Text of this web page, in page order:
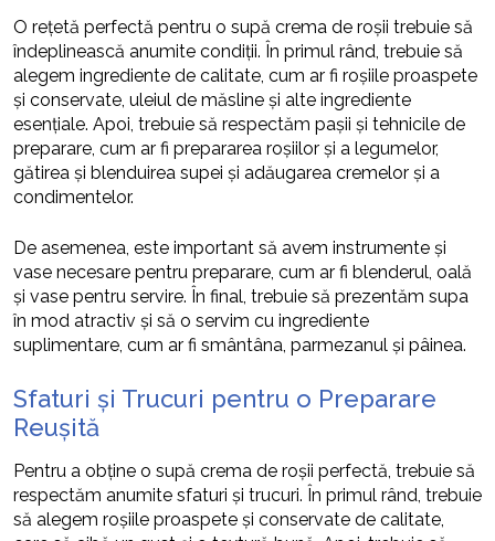
O rețetă perfectă pentru o supă crema de roșii trebuie să
îndeplinească anumite condiții. În primul rând, trebuie să
alegem ingrediente de calitate, cum ar fi roșiile proaspete
și conservate, uleiul de măsline și alte ingrediente
esențiale. Apoi, trebuie să respectăm pașii și tehnicile de
preparare, cum ar fi prepararea roșiilor și a legumelor,
gătirea și blenduirea supei și adăugarea cremelor și a
condimentelor.
De asemenea, este important să avem instrumente și
vase necesare pentru preparare, cum ar fi blenderul, oală
și vase pentru servire. În final, trebuie să prezentăm supa
în mod atractiv și să o servim cu ingrediente
suplimentare, cum ar fi smântâna, parmezanul și pâinea.
Sfaturi și Trucuri pentru o Preparare
Reușită
Pentru a obține o supă crema de roșii perfectă, trebuie să
respectăm anumite sfaturi și trucuri. În primul rând, trebuie
să alegem roșiile proaspete și conservate de calitate,